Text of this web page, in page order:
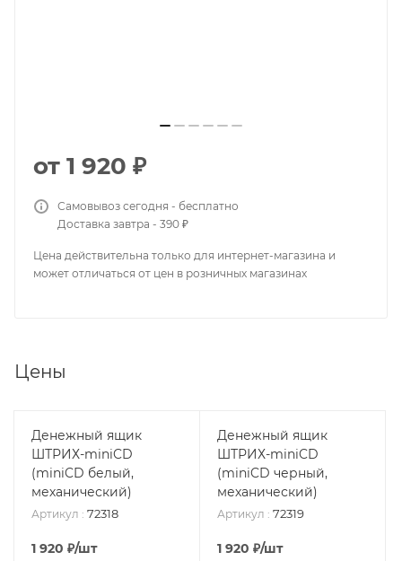
от 1 920 ₽
Самовывоз сегодня - бесплатно
Доставка завтра - 390 ₽
Цена действительна только для интернет-магазина и
может отличаться от цен в розничных магазинах
Цены
Денежный ящик
ШТРИХ-miniCD
(miniCD белый,
механический)
Артикул : 72318
1 920 ₽/шт
Денежный ящик
ШТРИХ-miniCD
(miniCD черный,
механический)
Артикул : 72319
1 920 ₽/шт